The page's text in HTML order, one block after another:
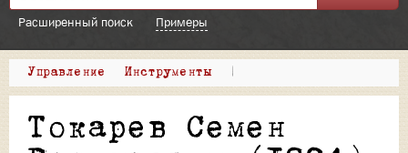
Расширенный поиск Примеры
Управление Инструменты |
Токарев Семен